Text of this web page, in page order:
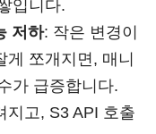
입니다.
저하: 작은 변경이
게 쪼개지면, 매니
가 급증합니다.
지고, S3 API 호출